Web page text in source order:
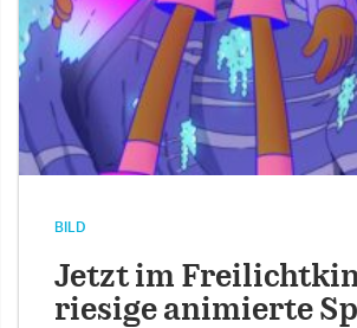
BILD
Jetzt im
riesige animierte